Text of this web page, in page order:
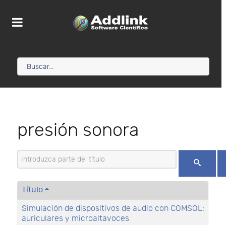
presión sonora
Introduzca parte del título
Título
Simulación de dispositivos de audio con COMSOL:
auriculares y microaltavoces